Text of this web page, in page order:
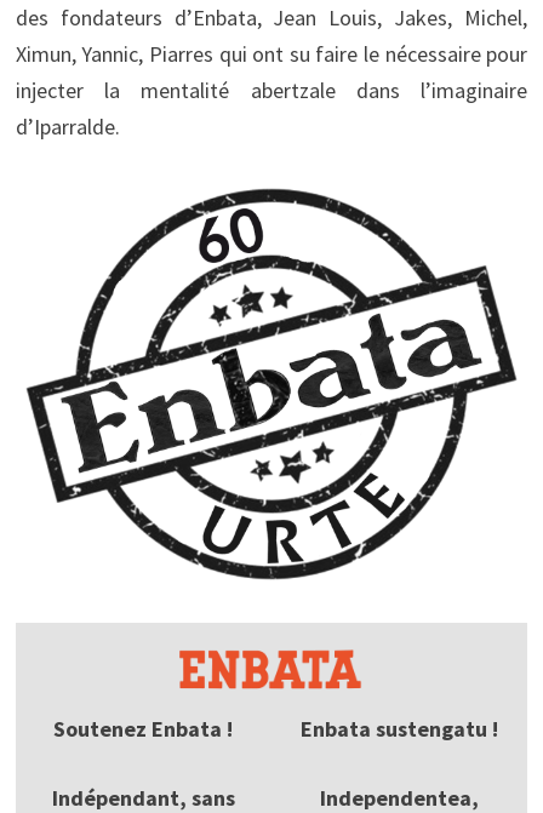
des fondateurs d’Enbata, Jean Louis, Jakes, Michel,
Ximun, Yannic, Piarres qui ont su faire le nécessaire pour
injecter la mentalité abertzale dans l’imaginaire
d’Iparralde.
Soutenez Enbata !
Indépendant, sans
Enbata sustengatu !
Independentea,